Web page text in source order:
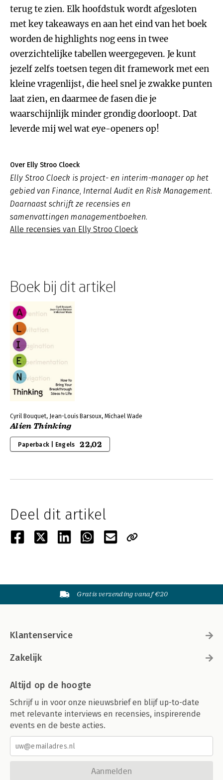
terug te zien. Elk hoofdstuk wordt afgesloten
met key takeaways en aan het eind van het boek
worden de highlights nog eens in twee
overzichtelijke tabellen weergegeven. Je kunt
jezelf zelfs toetsen tegen dit framework met een
kleine vragenlijst, die heel snel je zwakke punten
laat zien, en daarmee de fasen die je
waarschijnlijk minder grondig doorloopt. Dat
leverde mij wel wat eye-openers op!
Over Elly Stroo Cloeck
Elly Stroo Cloeck is project- en interim-manager op het
gebied van Finance, Internal Audit en Risk Management.
Daarnaast schrijft ze recensies en
samenvattingen managementboeken.
Alle recensies van Elly Stroo Cloeck
Boek bij dit artikel
Cyril Bouquet, Jean-Louis Barsoux, Michael Wade
Alien Thinking
Paperback | Engels 22,02
Deel dit artikel
Gratis verzending vanaf €20
Klantenservice
Zakelijk
Altijd op de hoogte
Schrijf u in voor onze nieuwsbrief en blijf up-to-date
met relevante interviews en recensies, inspirerende
events en de beste acties.
Aanmelden